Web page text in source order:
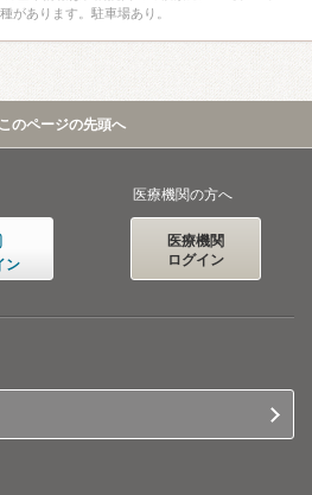
があります。駐車場あり。
このページの先頭へ
ン
医療機関の方へ
医療機関
ログイン